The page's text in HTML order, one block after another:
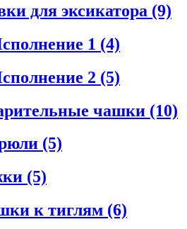
для эксикатора (9)
1 (4)
2 (5)
чашки (10)
(5)
(5)
к тиглям (6)